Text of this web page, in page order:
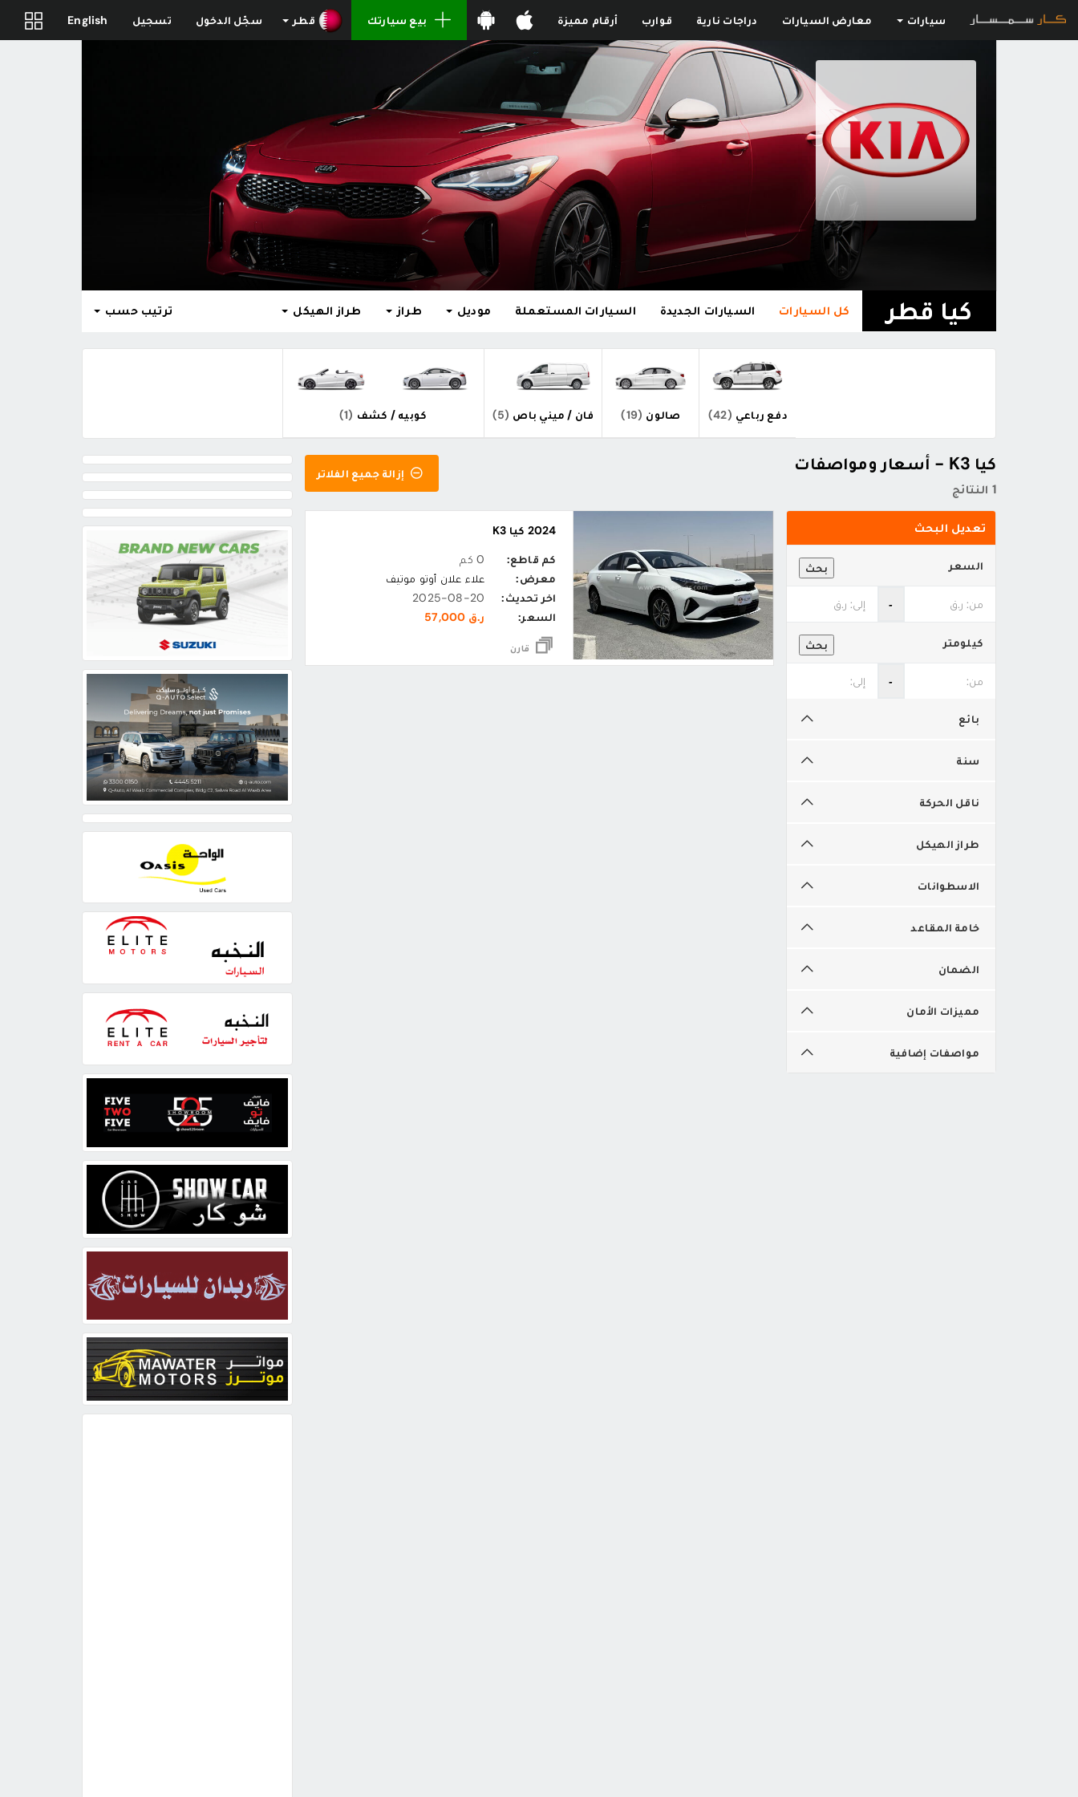
سيارات معارض السيارات دراجات نارية قوارب أرقام مميزة بيع سيارتك قطر سجّل الدخول تسجيل English
كيا قطر كل السيارات السيارات الجديدة السيارات المستعملة موديل طراز طراز الهيكل ترتيب حسب
دفع رباعي (42) صالون (19) فان / ميني باص (5) كوبيه / كشف (1)
كيا K3 - أسعار ومواصفات
1 النتائج
إزالة جميع الفلاتر
تعديل البحث
بحث السعر
‐
بحث كيلومتر
‐
بائع
سنة
ناقل الحركة
طراز الهيكل
الاسطوانات
خامة المقاعد
الضمان
مميزات الأمان
مواصفات إضافية
2024 كيا K3
كم قاطع:
0 كم
معرض:
علاء علان أوتو موتيف
اخر تحديث:
2025-08-20
السعر:
ر.ق 57,000
قارن